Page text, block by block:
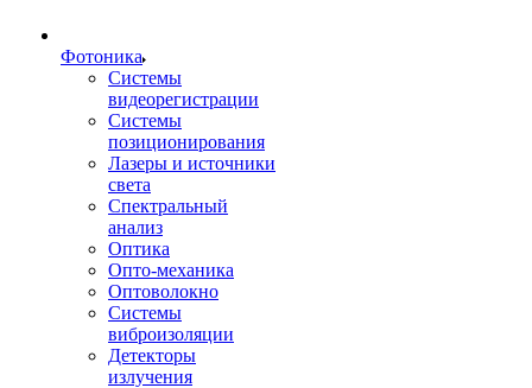
Фотоника
Cистемы
видеорегистрации
Системы
позиционирования
Лазеры и источники
света
Спектральный
анализ
Оптика
Опто-механика
Оптоволокно
Системы
виброизоляции
Детекторы
излучения